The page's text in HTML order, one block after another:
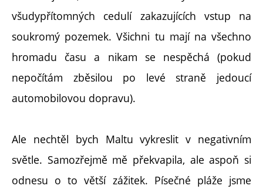
všudypřítomných cedulí zakazujících vstup na
soukromý pozemek. Všichni tu mají na všechno
hromadu času a nikam se nespěchá (pokud
nepočítám zběsilou po levé straně jedoucí
automobilovou dopravu).
Ale nechtěl bych Maltu vykreslit v negativním
světle. Samozřejmě mě překvapila, ale aspoň si
odnesu o to větší zážitek. Písečné pláže jsme